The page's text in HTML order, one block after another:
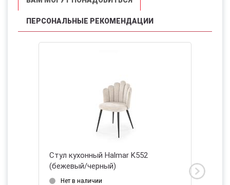
ПЕРСОНАЛЬНЫЕ РЕКОМЕНДАЦИИ
Стул кухонный Halmar K552
(бежевый/черный)
Нет в наличии